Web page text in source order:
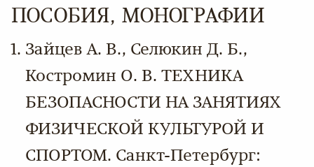
ПОСОБИЯ, МОНОГРАФИИ
Зайцев А. В., Селюкин Д. Б.,
Костромин О. В. ТЕХНИКА
БЕЗОПАСНОСТИ НА ЗАНЯТИЯХ
ФИЗИЧЕСКОЙ КУЛЬТУРОЙ И
СПОРТОМ. Санкт-Петербург: